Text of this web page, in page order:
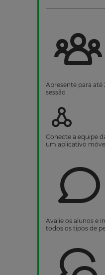
Apresente para
sessão
Conecte a equipe
um aplicativo
Avalie os alunos e
todos os tipos de